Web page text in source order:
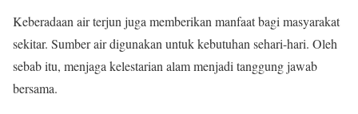
Keberadaan air terjun juga memberikan manfaat bagi masyarakat
sekitar. Sumber air digunakan untuk kebutuhan sehari-hari. Oleh
sebab itu, menjaga kelestarian alam menjadi tanggung jawab
bersama.